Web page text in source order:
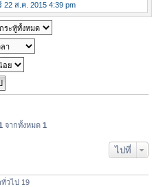
22 ส.ค. 2015 4:39 pm
จากทั้งหมด 1
ไปที่
วไป 19